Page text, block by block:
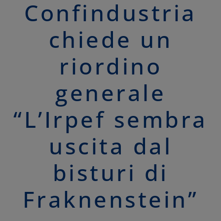
Confindustria
chiede un
riordino
generale
“L’Irpef sembra
uscita dal
bisturi di
Fraknenstein”